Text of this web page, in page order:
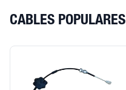
CABLES POPULARES